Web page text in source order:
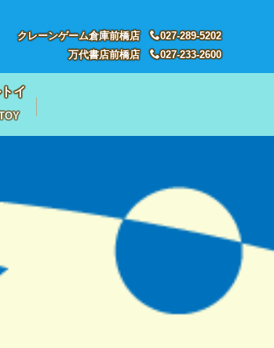
クレーンゲーム倉庫前橋店
027-289-5202
万代書店前橋店
027-233-2600
イ